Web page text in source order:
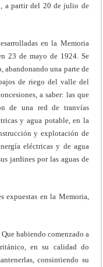
a partir del 20 de julio de
en la Memoria
23 de mayo de 1924. Se
abandonando una parte de
de riego del valle del
a saber: las que
de una red de tranvías
y agua potable, en la
y explotación de
eléctricas y de agua
jardines por las aguas de
expuestas en la Memoria,
habiendo comenzado a
en su calidad do
consintiendo su